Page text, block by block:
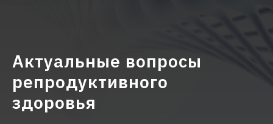
Актуальные вопросы
репродуктивного
здоровья